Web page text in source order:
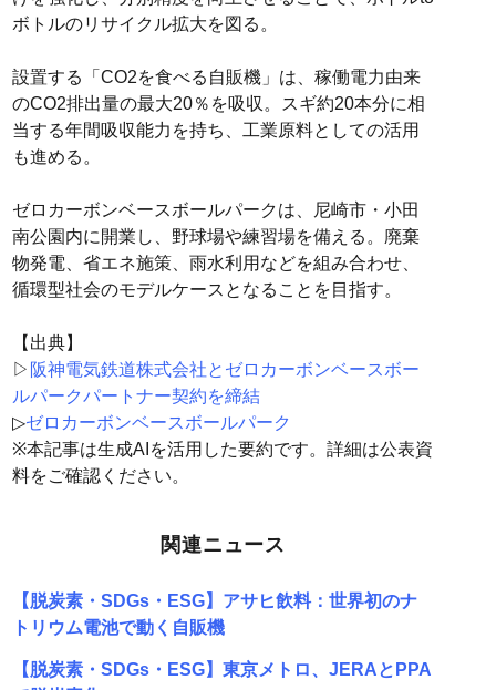
ボトルのリサイクル拡大を図る。
設置する「CO2を食べる自販機」は、稼働電力由来
のCO2排出量の最大20％を吸収。スギ約20本分に相
当する年間吸収能力を持ち、工業原料としての活用
も進める。
ゼロカーボンベースボールパークは、尼崎市・小田
南公園内に開業し、野球場や練習場を備える。廃棄
物発電、省エネ施策、雨水利用などを組み合わせ、
循環型社会のモデルケースとなることを目指す。
【出典】
▷ 阪神電気鉄道株式会社とゼロカーボンベースボー
ルパークパートナー契約を締結
▷ゼロカーボンベースボールパーク
※本記事は生成AIを活用した要約です。詳細は公表資
料をご確認ください。
関連ニュース
【脱炭素・SDGs・ESG】アサヒ飲料：世界初のナ
トリウム電池で動く自販機
【脱炭素・SDGs・ESG】東京メトロ、JERAとPPA